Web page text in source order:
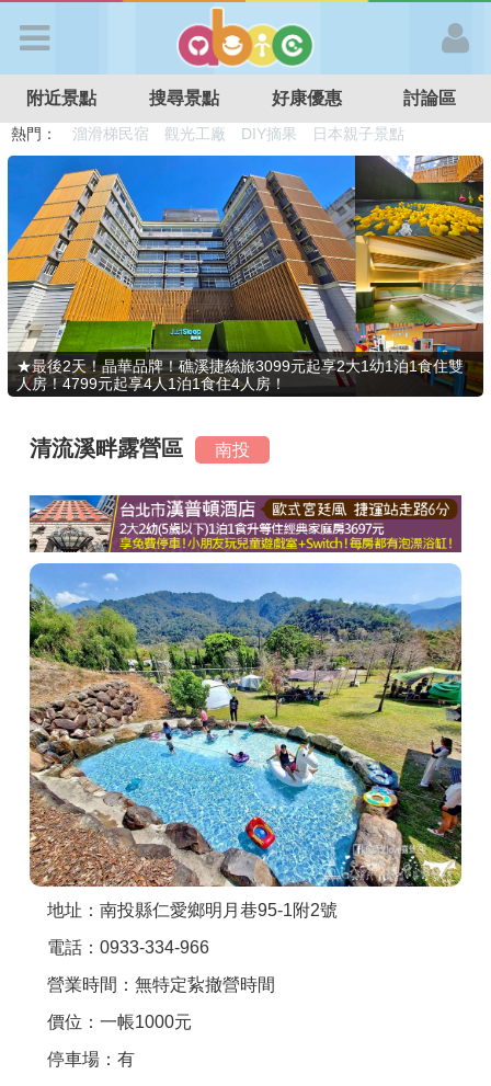
APP登入
首 頁
搜尋景點
好康優惠
最新消息
最新留言
商家合作
推薦景點
討論區
聯絡我們
APP下載
附近景點 搜尋景點 好康優惠 討論區
熱門： 溜滑梯民宿 觀光工廠 DIY摘果
日本親子景點
特色遊戲場
親子住房優惠 台北親子餐廳 溫泉泡湯SPA
★最後2天！晶華品牌！礁溪捷絲旅3099元起享2大1幼1泊1食住雙
人房！4799元起享4人1泊1食住4人房！
清流溪畔露營區 南投
地址：南投縣仁愛鄉明月巷95-1附2號
電話：0933-334-966
營業時間：無特定紥撤營時間
價位：一帳1000元
停車場：有